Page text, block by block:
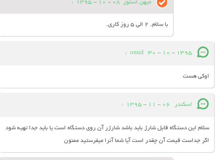
میهن استور 08 - 10 - 1395
:
با سلام. 2 الی 5 روز کاری.
omid 30 - 10 - 1395
:
اوکی هست
اسکندر 06 - 11 - 1395
:
سلام این دستگاه قابل شارژ باید باشد شارژر آن روی دستگاه است یا باید جدا تهیه شود
اگر جداست قیمت آن چقدر است آیا شما آنرا میفرستید ممنون